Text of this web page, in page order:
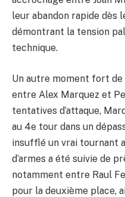
leur abandon rapide dès
démontrant la tension
technique.
Un autre moment fort
entre Alex Marquez et
tentatives d’attaque,
au 4e tour dans un
insufflé un vrai tournant
d’armes a été suivie de
notamment entre Raul
pour la deuxième place,